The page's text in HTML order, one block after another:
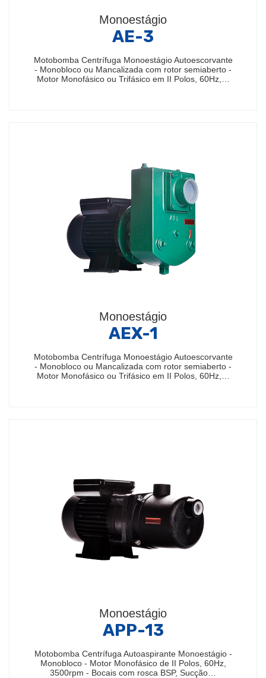
Monoestágio
AE-3
Motobomba Centrífuga Monoestágio Autoescorvante
- Monobloco ou Mancalizada com rotor semiaberto -
Motor Monofásico ou Trifásico em II Polos, 60Hz,…
Monoestágio
AEX-1
Motobomba Centrífuga Monoestágio Autoescorvante
- Monobloco ou Mancalizada com rotor semiaberto -
Motor Monofásico ou Trifásico em II Polos, 60Hz,…
Monoestágio
APP-13
Motobomba Centrífuga Autoaspirante Monoestágio -
Monobloco - Motor Monofásico de II Polos, 60Hz,
3500rpm - Bocais com rosca BSP, Sucção…